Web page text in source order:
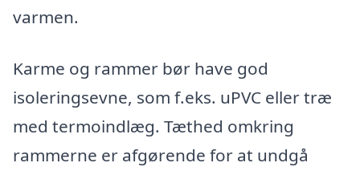
varmen.
Karme og rammer bør have god
isoleringsevne, som f.eks. uPVC eller træ
med termoindlæg. Tæthed omkring
rammerne er afgørende for at undgå